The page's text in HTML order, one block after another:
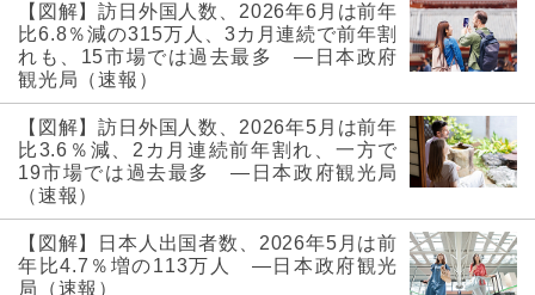
【図解】訪日外国人数、2026年6月は前年
比6.8％減の315万人、3カ月連続で前年割
れも、15市場では過去最多 ―日本政府
観光局（速報）
【図解】訪日外国人数、2026年5月は前年
比3.6％減、2カ月連続前年割れ、一方で
19市場では過去最多 ―日本政府観光局
（速報）
【図解】日本人出国者数、2026年5月は前
年比4.7％増の113万人 ―日本政府観光
局（速報）